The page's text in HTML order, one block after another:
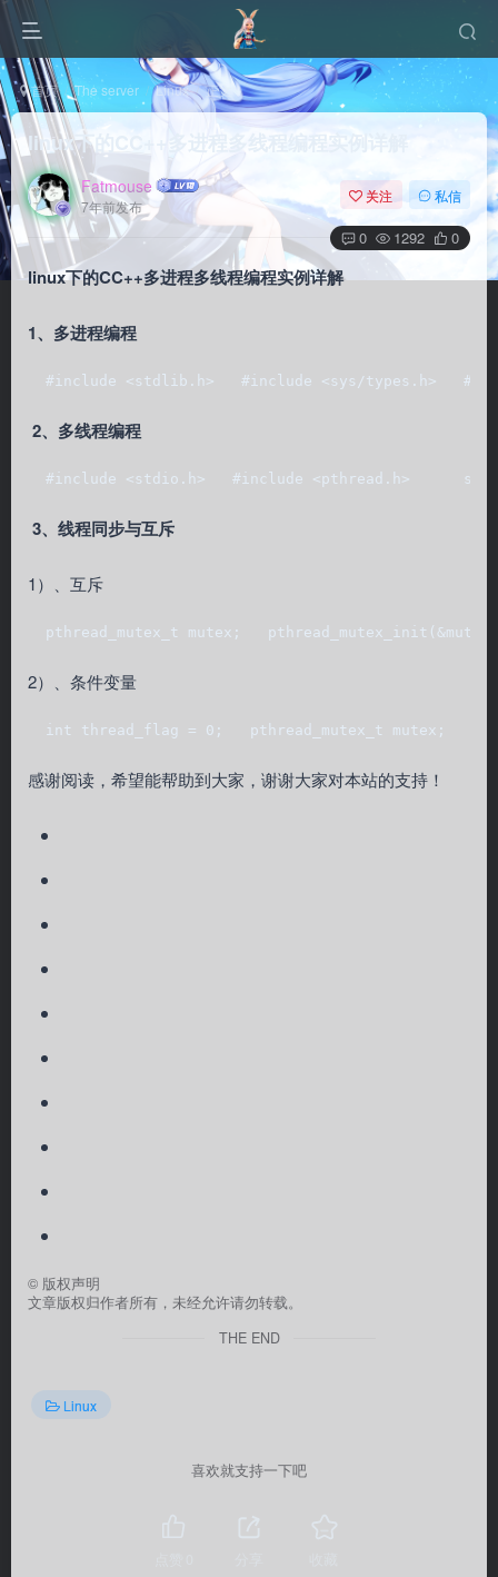
首页 The server Linux 正文
linux下的CC++多进程多线程编程实例详解
Fatmouse
7年前发布
关注 私信
0 1292 0
linux下的CC++多进程多线程编程实例详解
1、多进程编程
#include <stdlib.h>   #include <sys/types.h>
2、多线程编程
#include <stdio.h>   #include <pthread.h>
3、线程同步与互斥
1）、互斥
pthread_mutex_t mutex;
2）、条件变量
int thread_flag = 0;   pthread_mutex_t mutex;
感谢阅读，希望能帮助到大家，谢谢大家对本站的支持！
© 版权声明
文章版权归作者所有，未经允许请勿转载。
THE END
Linux
喜欢就支持一下吧